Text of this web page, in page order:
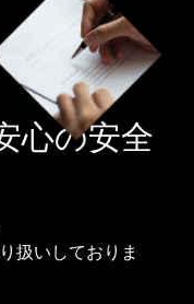
心の安全
扱いしておりま